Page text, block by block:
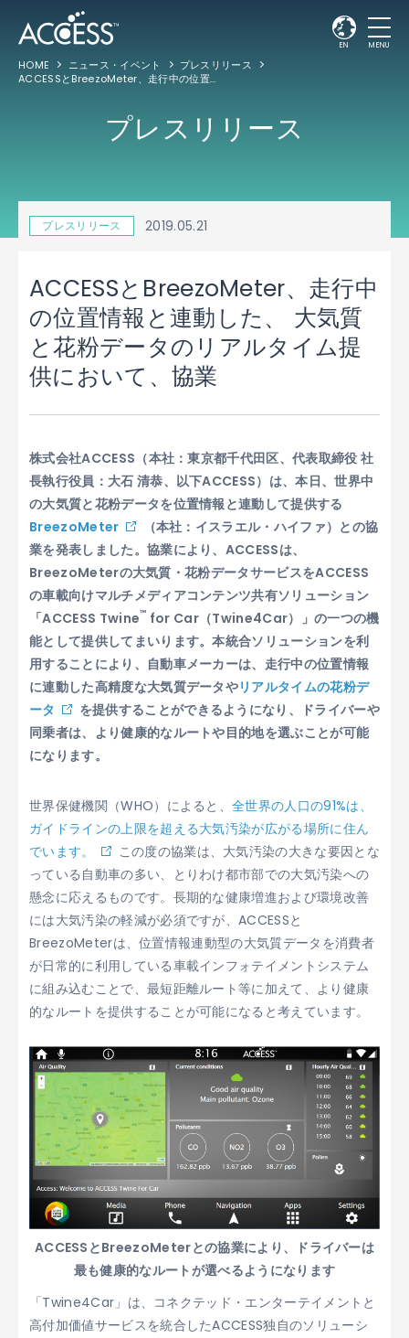
EN MENU
HOME ニュース・イベント
プレスリリース
ACCESSとBreezoMeter、走行中の位置情報と連動した、 大気質と花粉データのリアルタイム提供において、協業
プレスリリース
プレスリリース 2019.05.21
ACCESSとBreezoMeter、走行中
の位置情報と連動した、 大気質
と花粉データのリアルタイム提
供において、協業
株式会社ACCESS（本社：東京都千代田区、代表取締役 社
長執行役員：大石 清恭、以下ACCESS）は、本日、世界中
の大気質と花粉データを位置情報と連動して提供する
BreezoMeter
（本社：イスラエル・ハイファ）との協
業を発表しました。協業により、ACCESSは、
BreezoMeterの大気質・花粉データサービスをACCESS
の車載向けマルチメディアコンテンツ共有ソリューション
「ACCESS Twine™ for Car（Twine4Car）」の一つの機
能として提供してまいります。本統合ソリューションを利
用することにより、自動車メーカーは、走行中の位置情報
に連動した高精度な大気質データやリアルタイムの花粉デ
ータ
を提供することができるようになり、ドライバーや
同乗者は、より健康的なルートや目的地を選ぶことが可能
になります。
世界保健機関（WHO）によると、全世界の人口の91%は、
ガイドラインの上限を超える大気汚染が広がる場所に住ん
でいます。
この度の協業は、大気汚染の大きな要因とな
っている自動車の多い、とりわけ都市部での大気汚染への
懸念に応えるものです。長期的な健康増進および環境改善
には大気汚染の軽減が必須ですが、ACCESSと
BreezoMeterは、位置情報連動型の大気質データを消費者
が日常的に利用している車載インフォテイメントシステム
に組み込むことで、最短距離ルート等に加えて、より健康
的なルートを提供することが可能になると考えています。
ACCESSとBreezoMeterとの協業により、ドライバーは
最も健康的なルートが選べるようになります
「Twine4Car」は、コネクテッド・エンターテイメントと
高付加価値サービスを統合したACCESS独自のソリューシ